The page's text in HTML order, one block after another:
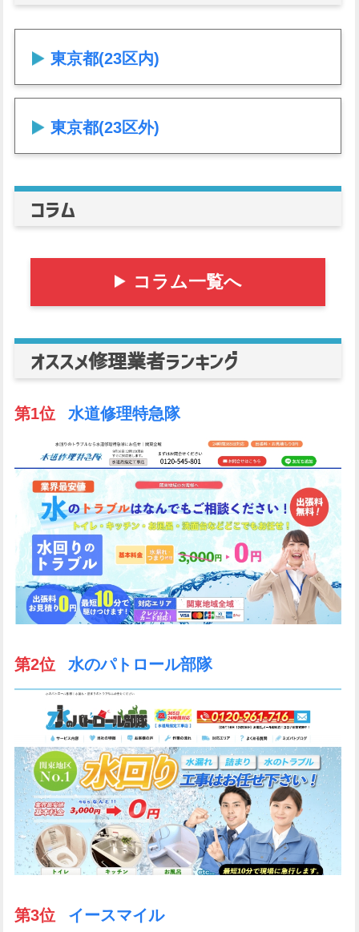
東京都(23区内)
東京都(23区外)
コラム
コラム一覧へ
オススメ修理業者ランキング
第1位 水道修理特急隊
第2位 水のパトロール部隊
第3位 イースマイル